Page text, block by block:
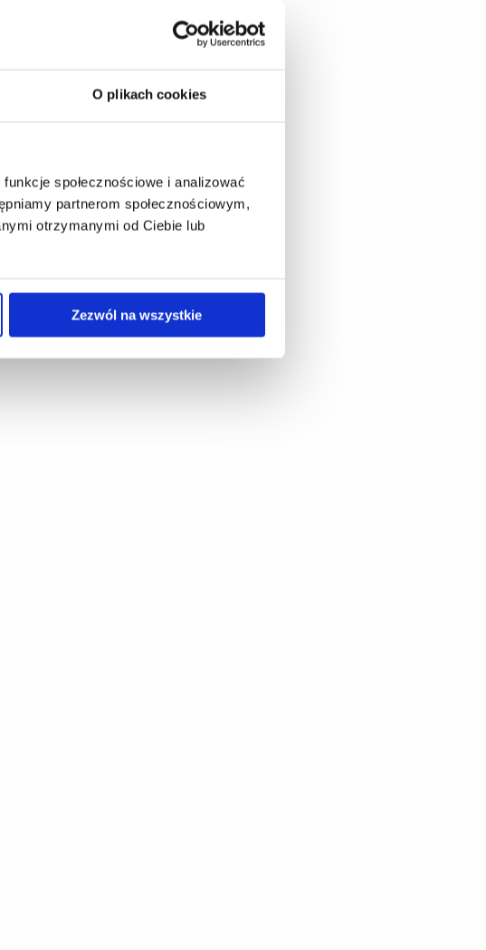
O plikach cookies
społecznościowe i analizować
partnerom społecznościowym,
otrzymanymi od Ciebie lub
Zezwól na wszystkie